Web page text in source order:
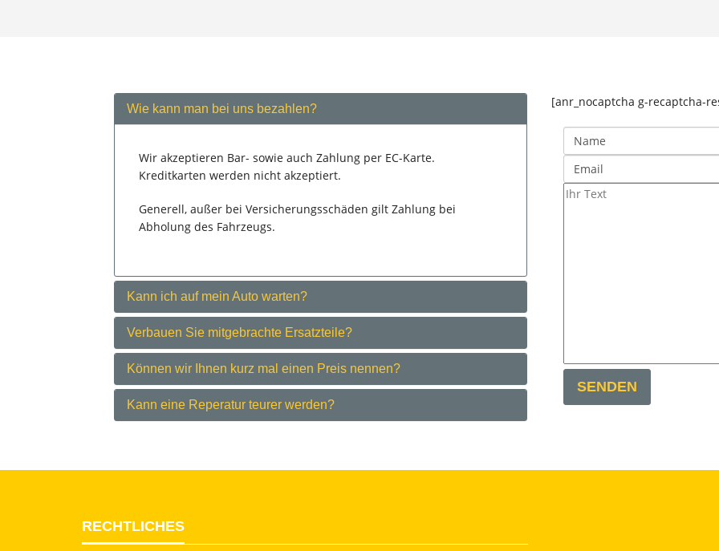
Wie kann man bei uns bezahlen?
Wir akzeptieren Bar- sowie auch Zahlung per EC-Karte.
Kreditkarten werden nicht akzeptiert.
Generell, außer bei Versicherungsschäden gilt Zahlung bei
Abholung des Fahrzeugs.
Kann ich auf mein Auto warten?
Verbauen Sie mitgebrachte Ersatzteile?
Können wir Ihnen kurz mal einen Preis nennen?
Kann eine Reperatur teurer werden?
[anr_nocaptcha g-recaptcha-
RECHTLICHES